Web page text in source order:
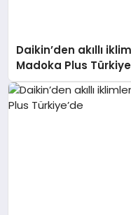
Daikin’den akıllı
Madoka Plus